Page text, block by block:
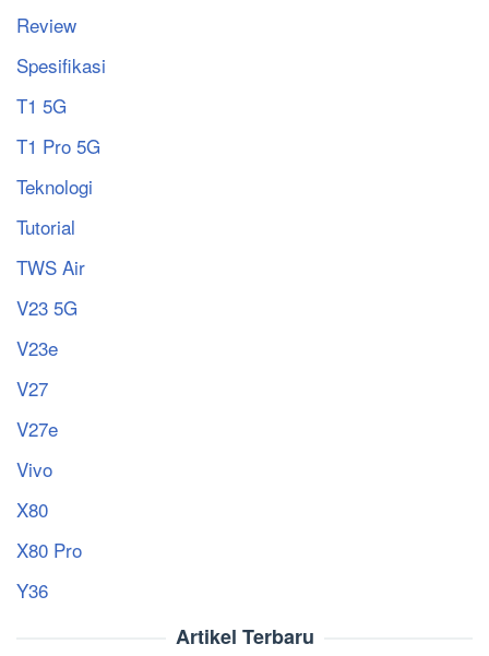
Review
Spesifikasi
T1 5G
T1 Pro 5G
Teknologi
Tutorial
TWS Air
V23 5G
V23e
V27
V27e
Vivo
X80
X80 Pro
Y36
Artikel Terbaru